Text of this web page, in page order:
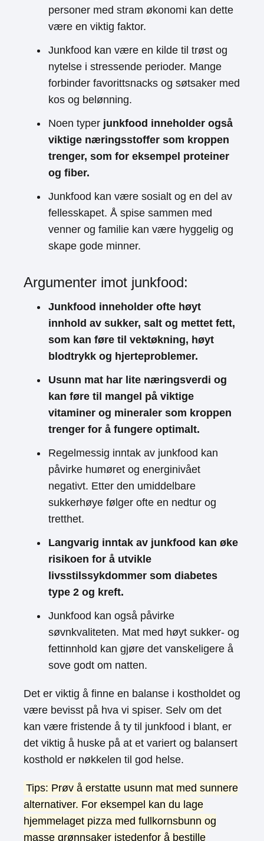
personer med stram økonomi kan dette
være en viktig faktor.
Junkfood kan være en kilde til trøst og
nytelse i stressende perioder. Mange
forbinder favorittsnacks og søtsaker med
kos og belønning.
Noen typer junkfood inneholder også
viktige næringsstoffer som kroppen
trenger, som for eksempel proteiner
og fiber.
Junkfood kan være sosialt og en del av
fellesskapet. Å spise sammen med
venner og familie kan være hyggelig og
skape gode minner.
Argumenter imot junkfood:
Junkfood inneholder ofte høyt
innhold av sukker, salt og mettet fett,
som kan føre til vektøkning, høyt
blodtrykk og hjerteproblemer.
Usunn mat har lite næringsverdi og
kan føre til mangel på viktige
vitaminer og mineraler som kroppen
trenger for å fungere optimalt.
Regelmessig inntak av junkfood kan
påvirke humøret og energinivået
negativt. Etter den umiddelbare
sukkerhøye følger ofte en nedtur og
tretthet.
Langvarig inntak av junkfood kan øke
risikoen for å utvikle
livsstilssykdommer som diabetes
type 2 og kreft.
Junkfood kan også påvirke
søvnkvaliteten. Mat med høyt sukker- og
fettinnhold kan gjøre det vanskeligere å
sove godt om natten.
Det er viktig å finne en balanse i kostholdet og
være bevisst på hva vi spiser. Selv om det
kan være fristende å ty til junkfood i blant, er
det viktig å huske på at et variert og balansert
kosthold er nøkkelen til god helse.
Tips: Prøv å erstatte usunn mat med sunnere
alternativer. For eksempel kan du lage
hjemmelaget pizza med fullkornsbunn og
masse grønnsaker istedenfor å bestille